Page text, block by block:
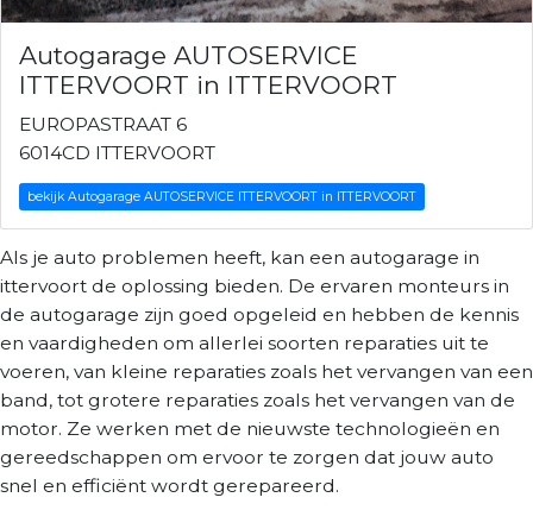
Autogarage AUTOSERVICE
ITTERVOORT in ITTERVOORT
EUROPASTRAAT 6
6014CD ITTERVOORT
bekijk Autogarage AUTOSERVICE ITTERVOORT in ITTERVOORT
Als je auto problemen heeft, kan een autogarage in
ittervoort de oplossing bieden. De ervaren monteurs in
de autogarage zijn goed opgeleid en hebben de kennis
en vaardigheden om allerlei soorten reparaties uit te
voeren, van kleine reparaties zoals het vervangen van een
band, tot grotere reparaties zoals het vervangen van de
motor. Ze werken met de nieuwste technologieën en
gereedschappen om ervoor te zorgen dat jouw auto
snel en efficiënt wordt gerepareerd.